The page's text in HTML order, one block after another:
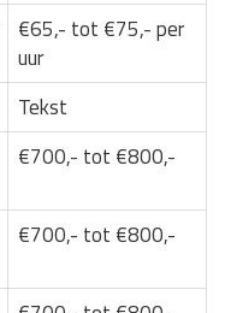
€65,- tot €75,- per
uur
Tekst
€700,- tot €800,-
€700,- tot €800,-